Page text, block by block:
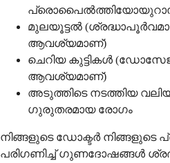
മുലയൂട്ടൽ
ആവശ്യമാണ്)
ചെറിയ കുട്ടികൾ
ആവശ്യമാണ്)
അടുത്തിടെ നടത്തിയ
ഗുരുതരമായ രോഗം
നിങ്ങളുടെ ഡോക്ടർ
പരിഗണിച്ച് ഗുണദോഷങ്ങൾ